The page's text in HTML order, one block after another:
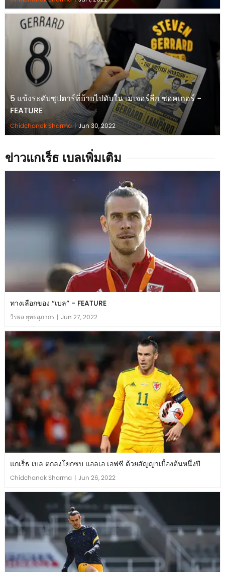
5 แข้งระดับซุปตาร์ที่ย้ายไปดับใน เมเจอร์ลีก ซอคเกอร์ -
FEATURE
Chidchanok Sharma | Jun 30, 2022
ข่าวแกเร็ธ เบลเพิ่มเติม
ทางเลือกของ “เบล” - FEATURE
วีรพล ยุทธสุภากร​ | Jun 27, 2022
แกเร็ธ เบล ตกลงโยกซบ แอลเอ เอฟซี ด้วยสัญญาเบื้องต้นหนึ่งปี
Chidchanok Sharma | Jun 26, 2022